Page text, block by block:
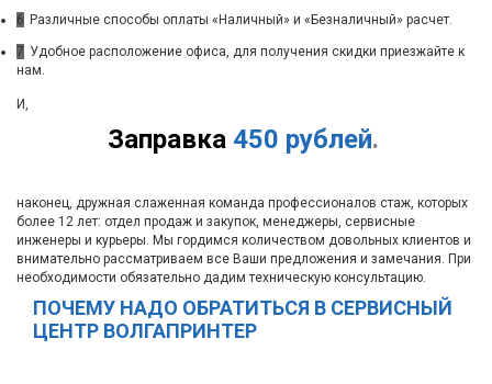
6 Различные способы оплаты «Наличный» и «Безналичный» расчет.
7 Удобное расположение офиса, для получения скидки приезжайте к
нам.
Заправка 450 рублей.
И,
наконец, дружная слаженная команда профессионалов стаж, которых
более 12 лет: отдел продаж и закупок, менеджеры, сервисные
инженеры и курьеры. Мы гордимся количеством довольных клиентов и
внимательно рассматриваем все Ваши предложения и замечания. При
необходимости обязательно дадим техническую консультацию.
ПОЧЕМУ НАДО ОБРАТИТЬСЯ В СЕРВИСНЫЙ
ЦЕНТР ВОЛГАПРИНТЕР